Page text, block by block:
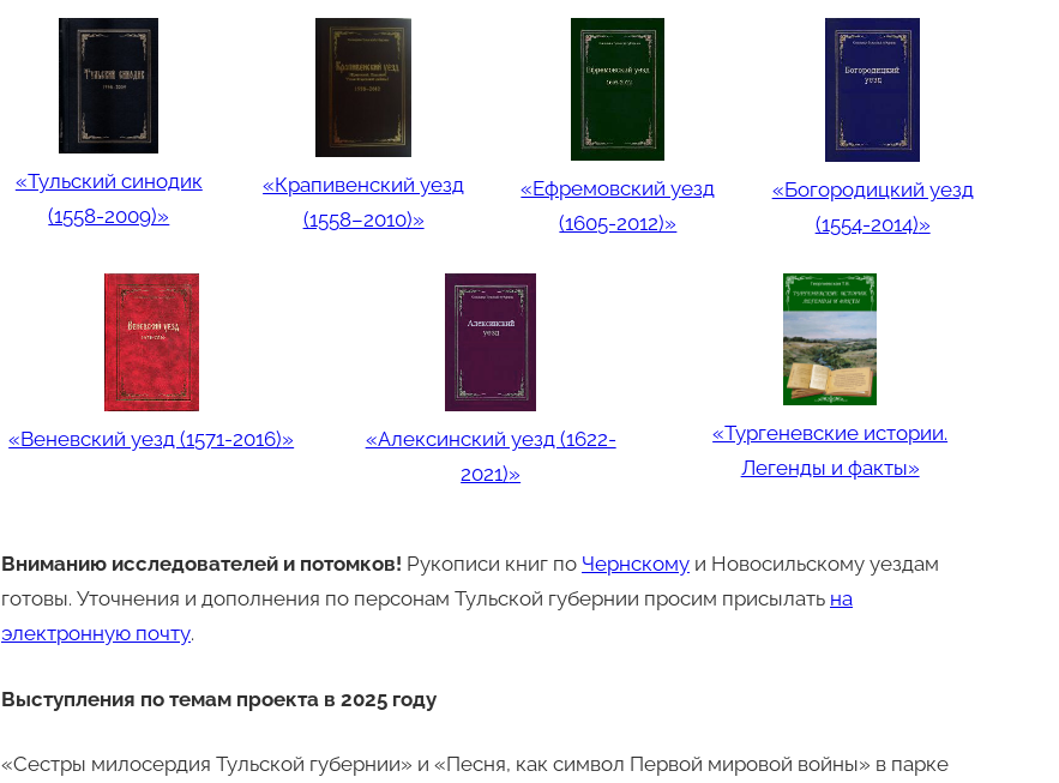
«Тульский синодик
(1558-2009)»
«Крапивенский уезд
(1558–2010)»
«Ефремовский уезд
(1605-2012)»
«Богородицкий уезд
(1554-2014)»
«Веневский уезд (1571-2016)»
«Алексинский уезд (1622-
2021)»
«Тургеневские истории.
Легенды и факты»
Вниманию исследователей и потомков! Рукописи книг по Чернскому и Новосильскому уездам
готовы. Уточнения и дополнения по персонам Тульской губернии просим присылать на
электронную почту.
Выступления по темам проекта в 2025 году
«Сестры милосердия Тульской губернии» и «Песня, как символ Первой мировой войны» в парке